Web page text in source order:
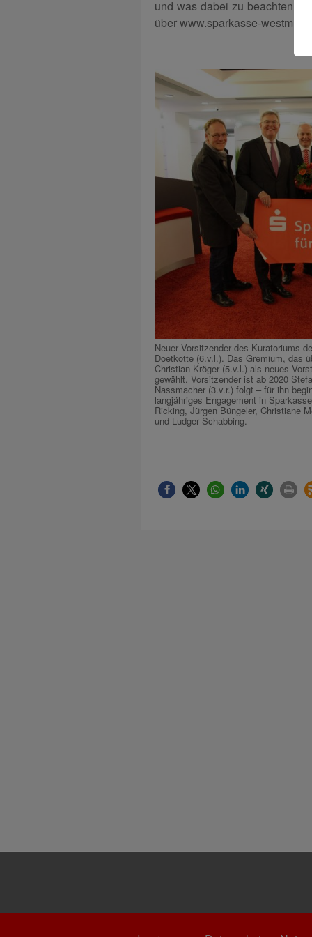
und was dabei zu beachten
über www.sparkasse-
Neuer Vorsitzender des Kuratoriums
Doetkotte (6.v.l.). Das Gremium, das
Christian Kröger (5.v.l.) als neues
gewählt. Vorsitzender ist ab 2020
Nassmacher (3.v.r.) folgt – für ihn
langjähriges Engagement in
Ricking, Jürgen Büngeler, Christiane
und Ludger Schabbing.